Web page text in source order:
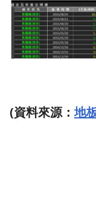
(資料來源：地